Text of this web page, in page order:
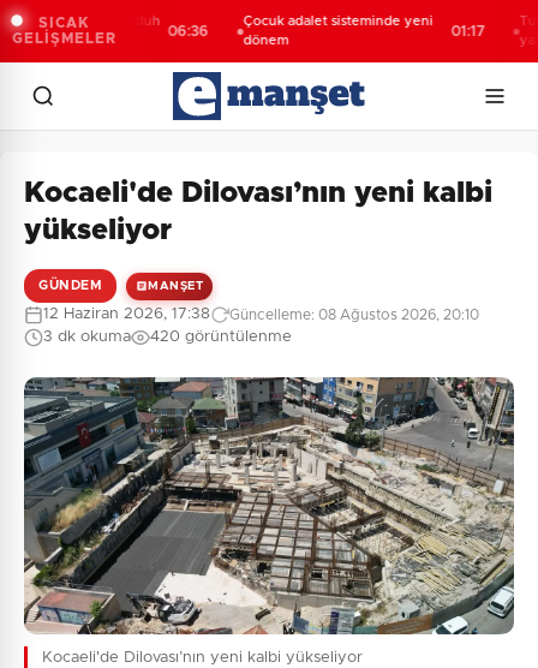
SICAK
GELİŞMELER
Memduh
övgü
Çocuk adalet sisteminde yeni
dönem
01:17
Turhan
yanıltıcı
Kocaeli'de Dilovası’nın yeni kalbi
yükseliyor
GÜNDEM MANŞET
12 Haziran 2026, 17:38 Güncelleme: 08 Ağustos 2026, 20:10
3 dk okuma 420 görüntülenme
Kocaeli'de Dilovası’nın yeni kalbi yükseliyor